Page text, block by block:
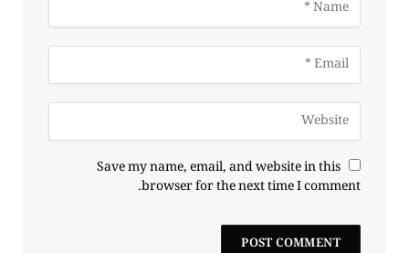
Save my name, email, and website in this
browser for the next time I comment.